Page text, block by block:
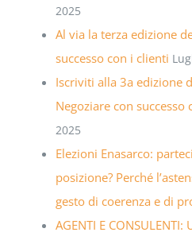
2025
Al via la terza edizione
successo con i clienti
Iscriviti alla 3a edizione
Negoziare con successo
2025
Elezioni Enasarco:
posizione? Perché
gesto di coerenza e di
AGENTI E CONSULENTI: